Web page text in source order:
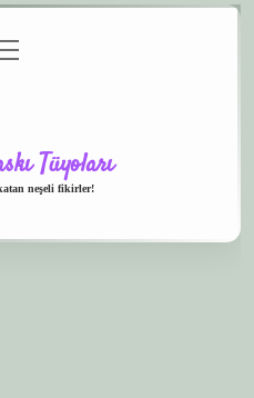
Tüyoları
neşeli fikirler!